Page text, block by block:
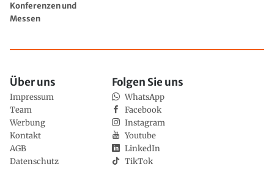
Konferenzen und
Messen
Über uns
Impressum
Team
Werbung
Kontakt
AGB
Datenschutz
Folgen Sie uns
WhatsApp
Facebook
Instagram
Youtube
LinkedIn
TikTok